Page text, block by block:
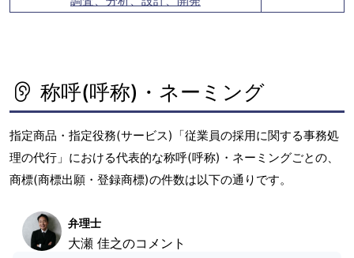
称呼(呼称)・ネーミング
指定商品・指定役務(サービス)「従業員の採用に関する事務処
理の代行」における代表的な称呼(呼称)・ネーミングごとの、
商標(商標出願・登録商標)の件数は以下の通りです。
弁理士
大瀬 佳之のコメント